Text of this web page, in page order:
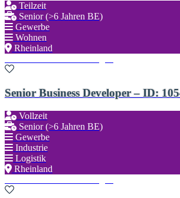
Teilzeit
Senior (>6 Jahren BE)
Gewerbe
Wohnen
Rheinland
Senior Business Developer – ID:
Vollzeit
Senior (>6 Jahren BE)
Gewerbe
Industrie
Logistik
Rheinland